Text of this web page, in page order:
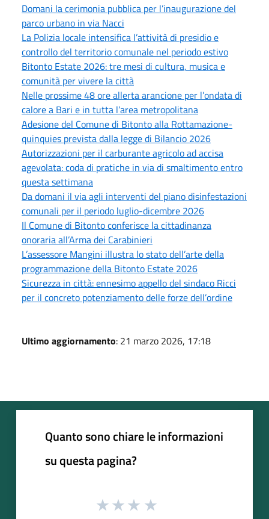
Domani la cerimonia pubblica per l’inaugurazione del
parco urbano in via Nacci
La Polizia locale intensifica l’attività di presidio e
controllo del territorio comunale nel periodo estivo
Bitonto Estate 2026: tre mesi di cultura, musica e
comunità per vivere la città
Nelle prossime 48 ore allerta arancione per l’ondata di
calore a Bari e in tutta l’area metropolitana
Adesione del Comune di Bitonto alla Rottamazione-
quinquies prevista dalla legge di Bilancio 2026
Autorizzazioni per il carburante agricolo ad accisa
agevolata: coda di pratiche in via di smaltimento entro
questa settimana
Da domani il via agli interventi del piano disinfestazioni
comunali per il periodo luglio-dicembre 2026
Il Comune di Bitonto conferisce la cittadinanza
onoraria all’Arma dei Carabinieri
L’assessore Mangini illustra lo stato dell’arte della
programmazione della Bitonto Estate 2026
Sicurezza in città: ennesimo appello del sindaco Ricci
per il concreto potenziamento delle forze dell’ordine
Ultimo aggiornamento: 21 marzo 2026, 17:18
Quanto sono chiare le informazioni
su questa pagina?